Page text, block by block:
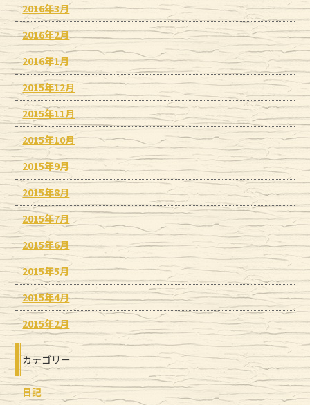
2016年3月
2016年2月
2016年1月
2015年12月
2015年11月
2015年10月
2015年9月
2015年8月
2015年7月
2015年6月
2015年5月
2015年4月
2015年2月
カテゴリー
日記